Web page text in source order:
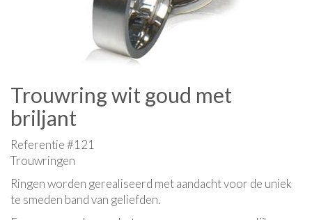
Trouwring wit goud met
briljant
Referentie #121
Trouwringen
Ringen worden gerealiseerd met aandacht voor de uniek
te smeden band van geliefden.